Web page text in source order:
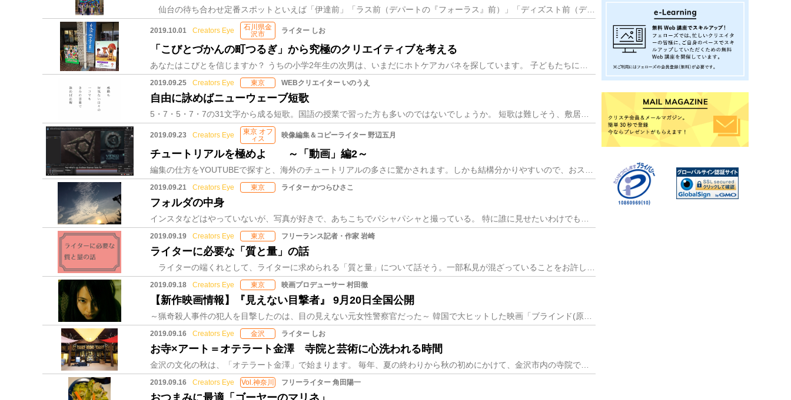
仙台の待ち合わせ定番スポットといえば「伊達前」「ラス前（デパートの『フォーラス』前）」「ディズスト前（ディズニーストア仙台東映プラザ店前）」。このうち「伊達前
2019.10.01 Creators Eye
石川県金
沢市
ライター しお
「こびとづかんの町つるぎ」から究極のクリエイティブを考える
2019.09.25 Creators Eye 東京 WEBクリエイター いのうえ
自由に詠めばニューウェーブ短歌
2019.09.23 Creators Eye
東京 オフ
ィス
映像編集＆コピーライター 野辺五月
チュートリアルを極めよ ～「動画」編2～
2019.09.21 Creators Eye 東京 ライター かつらひさこ
フォルダの中身
2019.09.19 Creators Eye 東京 フリーランス記者・作家 岩崎
ライターに必要な「質と量」の話
2019.09.18 Creators Eye 東京 映画プロデューサー 村田徹
【新作映画情報】『見えない目撃者』 9月20日全国公開
2019.09.16 Creators Eye 金沢 ライター しお
お寺×アート＝オテラート金澤 寺院と芸術に心洗われる時間
2019.09.16 Creators Eye Vol.神奈川 フリーライター 角田陽一
おつまみに最適「ゴーヤーのマリネ」